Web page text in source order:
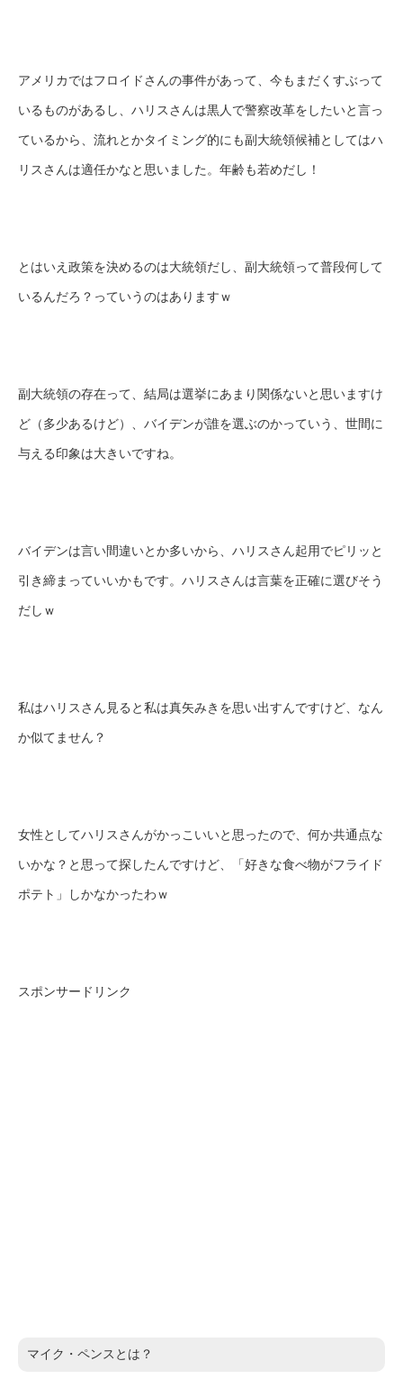
アメリカではフロイドさんの事件があって、今もまだくすぶって
いるものがあるし、ハリスさんは黒人で警察改革をしたいと言っ
ているから、流れとかタイミング的にも副大統領候補としてはハ
リスさんは適任かなと思いました。年齢も若めだし！
とはいえ政策を決めるのは大統領だし、副大統領って普段何して
いるんだろ？っていうのはありますｗ
副大統領の存在って、結局は選挙にあまり関係ないと思いますけ
ど（多少あるけど）、バイデンが誰を選ぶのかっていう、世間に
与える印象は大きいですね。
バイデンは言い間違いとか多いから、ハリスさん起用でピリッと
引き締まっていいかもです。ハリスさんは言葉を正確に選びそう
だしｗ
私はハリスさん見ると私は真矢みきを思い出すんですけど、なん
か似てません？
女性としてハリスさんがかっこいいと思ったので、何か共通点な
いかな？と思って探したんですけど、「好きな食べ物がフライド
ポテト」しかなかったわｗ
スポンサードリンク
マイク・ペンスとは？